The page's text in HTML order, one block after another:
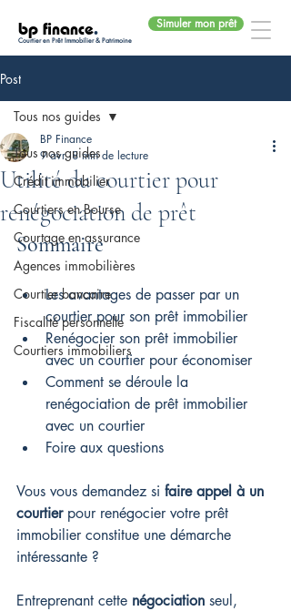
bp finance.
Courtier en Prêt Immobilier & Patrimoine
Simuler mon prêt
Post
Tous nos guides
Crédit immobilier
Courtiers en Bourse
Courtage en assurance
Agences immobilières
Courtier bancaire
Fiscalité personnelle
Courtiers immobiliers
Tous nos guides
Utilité du courtier pour
renégociation de prêt
BP Finance
9 avr. 8 min de lecture
Sommaire
Les avantages de passer par un
courtier pour son prêt immobilier
Renégocier son prêt immobilier
avec un courtier pour économiser
Comment se déroule la
renégociation de prêt immobilier
avec un courtier
Foire aux questions
Vous vous demandez si faire appel à un
courtier pour renégocier votre prêt
immobilier constitue une démarche
intéressante ?
Entreprenant cette négociation seul,